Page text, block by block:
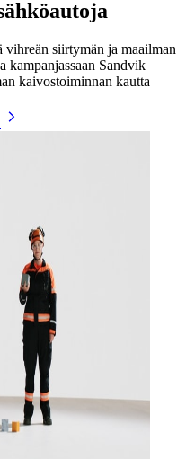
siirtymän ja maailman
kampanjassaan Sandvik
kaivostoiminnan kautta